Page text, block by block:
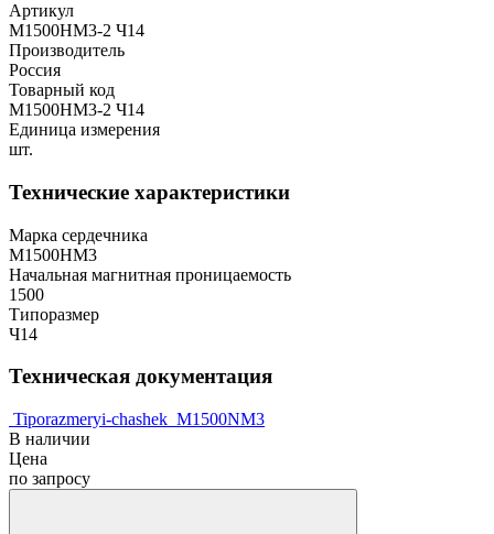
Артикул
М1500НМ3-2 Ч14
Производитель
Россия
Товарный код
М1500НМ3-2 Ч14
Единица измерения
шт.
Технические характеристики
Марка сердечника
М1500НМ3
Начальная магнитная проницаемость
1500
Типоразмер
Ч14
Техническая документация
Tiporazmeryi-chashek M1500NM3
В наличии
Цена
по запросу